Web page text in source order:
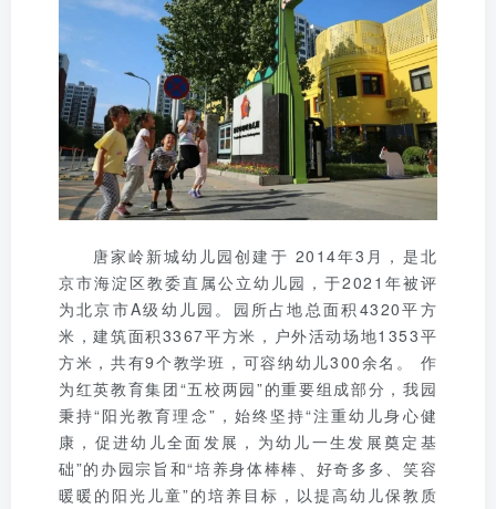
唐家岭新城幼儿园创建于 2014年3月，是北
京市海淀区教委直属公立幼儿园，于2021年被评
为北京市A级幼儿园。园所占地总面积4320平方
米，建筑面积3367平方米，户外活动场地1353平
方米，共有9个教学班，可容纳幼儿300余名。 作
为红英教育集团“五校两园”的重要组成部分，我园
秉持“阳光教育理念”，始终坚持“注重幼儿身心健
康，促进幼儿全面发展，为幼儿一生发展奠定基
础”的办园宗旨和“培养身体棒棒、好奇多多、笑容
暖暖的阳光儿童”的培养目标，以提高幼儿保教质